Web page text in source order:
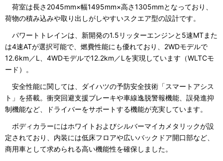
荷室は長さ2045mm×幅1495mm×高さ1305mmとなっており、
荷物の積み込みや取り出しがしやすいスクエア型の設計です。
パワートトレインは、新開発の1.5リッターエンジンと5速MTまた
は4速ATが選択可能で、燃費性能にも優れており、2WDモデルで
12.6km／L、4WDモデルで12.2km／Lを実現しています（WLTCモ
ード）。
安全性能に関しては、ダイハツの予防安全技術「スマートアシス
ト」を搭載。衝突回避支援ブレーキや車線逸脱警報機能、誤発進抑
制機能など、ドライバーをサポートする機能が充実しています。
ボディカラーにはホワイトおよびシルバーマイカメタリックが設
定されており、内装には低床フロアや広いバックドア開口部など、
商用車として求められる高い機能性を確保しました。